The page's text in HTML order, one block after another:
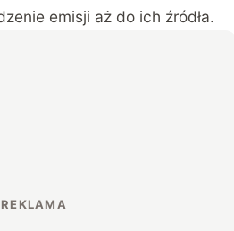
emisji aż do ich źródła.